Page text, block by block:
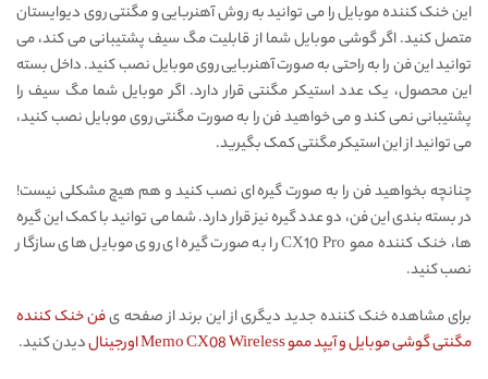
این خنک کننده موبایل را می توانید به روش آهنربایی و مگنتی روی دیوایستان
متصل کنید. اگر گوشی موبایل شما از قابلیت مگ سیف پشتیبانی می کند، می
توانید این فن را به راحتی به صورت آهنربایی روی موبایل نصب کنید. داخل بسته
این محصول، یک عدد استیکر مگنتی قرار دارد. اگر موبایل شما مگ سیف را
پشتیبانی نمی کند و می خواهید فن را به صورت مگنتی روی موبایل نصب کنید،
می توانید از این استیکر مگنتی کمک بگیرید.
چنانچه بخواهید فن را به صورت گیره ای نصب کنید و هم هیچ مشکلی نیست!
در بسته بندی این فن، دو عدد گیره نیز قرار دارد. شما می توانید با کمک این گیره
ها، خنک کننده ممو CX10 Pro را به صورت گیره ای روی موبایل های سازگار
نصب کنید.
برای مشاهده خنک کننده جدید دیگری از این برند از صفحه یفن خنک کننده
مگنتی گوشی موبایل و آیپد ممو Memo CX08 Wireless اورجینال
دیدن کنید.